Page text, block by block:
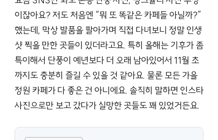
이잖아요? 저도 처음엔 “뭐 또 똑같은 카페들 아닐까?”
했는데, 막상 발품을 팔아가며 직접 다녀보니 정말 인생
샷 찍을 만한 곳들이 있더라고요. 특히 올해는 기후가 좀
특이해서 단풍이 예년보다 더 오래 남아있어서 11월 초
까지도 충분히 즐길 수 있을 것 같아요. 물론 모든 가을
정원 카페가 다 좋은 건 아니에요. 솔직히 말하면 인스타
사진으로만 보고 갔다가 실망한 곳들도 꽤 있었거든요.